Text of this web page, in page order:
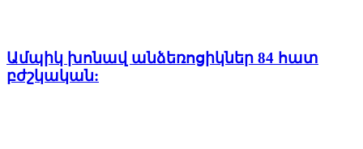
Ամպիկ խոնավ անձեռոցիկներ 84 հատ
բժշկական: